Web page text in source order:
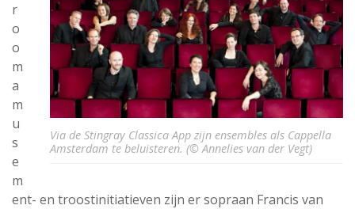
Via de Stingray Classica App zijn ensembles als Cappella
Amsterdam te beluisteren. (© Annelies van der Vegt)
r
o
o
m
a
m
u
s
e
m
ent- en troostinitiatieven zijn er sopraan Francis van